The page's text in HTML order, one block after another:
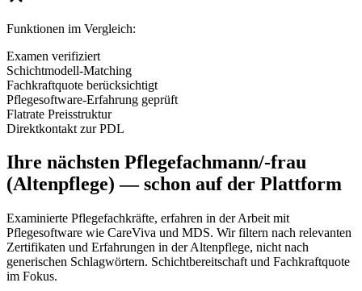
Funktionen im Vergleich:
Examen verifiziert
Schichtmodell-Matching
Fachkraftquote berücksichtigt
Pflegesoftware-Erfahrung geprüft
Flatrate Preisstruktur
Direktkontakt zur PDL
Ihre nächsten Pflegefachmann/-frau
(Altenpflege) — schon auf der Plattform
Examinierte Pflegefachkräfte, erfahren in der Arbeit mit
Pflegesoftware wie CareViva und MDS. Wir filtern nach relevanten
Zertifikaten und Erfahrungen in der Altenpflege, nicht nach
generischen Schlagwörtern. Schichtbereitschaft und Fachkraftquote
im Fokus.